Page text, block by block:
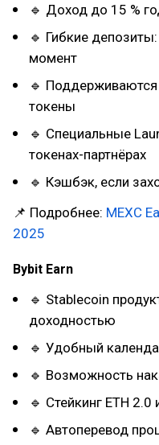
🔹 Доход до 15 %
🔹 Гибкие
момент
🔹 Поддерживаются
токены
🔹 Специальные
токенах-партнёрах
🔹 Кэшбэк, если
📌 Подробнее: MEXC
2025
Bybit Earn
🔹 Stablecoin
доходностью
🔹 Удобный
🔹 Возможность
🔹 Стейкинг ETH
🔹 Автоперевод